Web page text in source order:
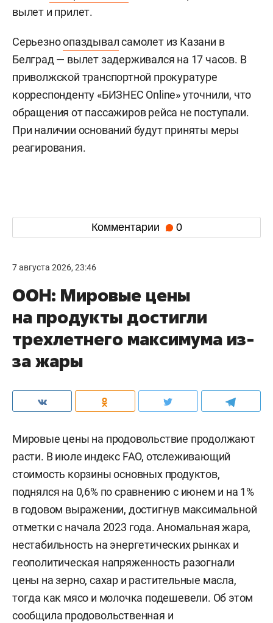
вылет и прилет.
Серьезноопаздывалсамолет из Казани в
Белград — вылет задерживался на 17 часов. В
приволжской транспортной прокуратуре
корреспонденту «БИЗНЕС Online» уточнили, что
обращения от пассажиров рейса не поступали.
При наличии оснований будут приняты меры
реагирования.
Комментарии 0
7 августа 2026, 23:46
ООН: Мировые цены
на продукты достигли
трехлетнего максимума из-
за жары
Мировые цены на продовольствие продолжают
расти. В июле индекс FAO, отслеживающий
стоимость корзины основных продуктов,
поднялся на 0,6% по сравнению с июнем и на 1%
в годовом выражении, достигнув максимальной
отметки с начала 2023 года. Аномальная жара,
нестабильность на энергетических рынках и
геополитическая напряженность разогнали
цены на зерно, сахар и растительные масла,
тогда как мясо и молочка подешевели. Об этом
сообщила продовольственная и